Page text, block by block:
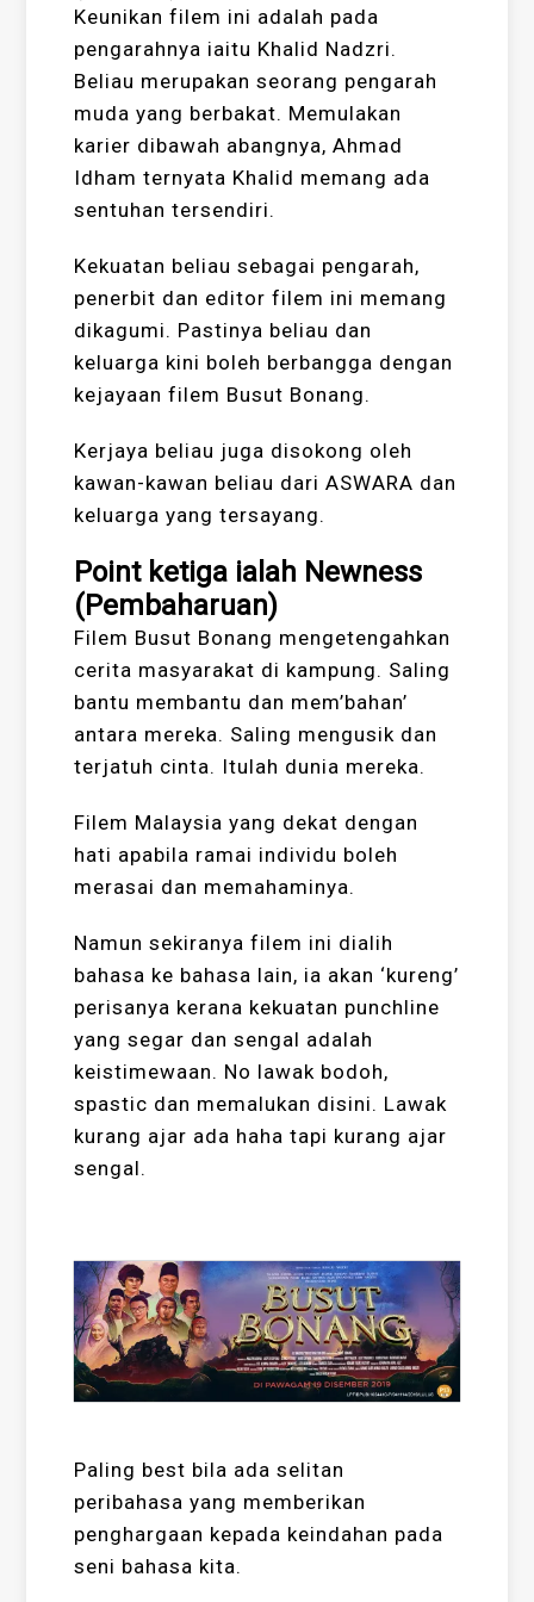
Keunikan filem ini adalah pada
pengarahnya iaitu Khalid Nadzri.
Beliau merupakan seorang pengarah
muda yang berbakat. Memulakan
karier dibawah abangnya, Ahmad
Idham ternyata Khalid memang ada
sentuhan tersendiri.
Kekuatan beliau sebagai pengarah,
penerbit dan editor filem ini memang
dikagumi. Pastinya beliau dan
keluarga kini boleh berbangga dengan
kejayaan filem Busut Bonang.
Kerjaya beliau juga disokong oleh
kawan-kawan beliau dari ASWARA dan
keluarga yang tersayang.
Point ketiga ialah Newness
(Pembaharuan)
Filem Busut Bonang mengetengahkan
cerita masyarakat di kampung. Saling
bantu membantu dan mem’bahan’
antara mereka. Saling mengusik dan
terjatuh cinta. Itulah dunia mereka.
Filem Malaysia yang dekat dengan
hati apabila ramai individu boleh
merasai dan memahaminya.
Namun sekiranya filem ini dialih
bahasa ke bahasa lain, ia akan ‘kureng’
perisanya kerana kekuatan punchline
yang segar dan sengal adalah
keistimewaan. No lawak bodoh,
spastic dan memalukan disini. Lawak
kurang ajar ada haha tapi kurang ajar
sengal.
Paling best bila ada selitan
peribahasa yang memberikan
penghargaan kepada keindahan pada
seni bahasa kita.